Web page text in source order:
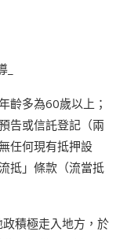
齡多為60歲以上；
告或信託登記（兩
任何現有抵押設
抵」條款（流當抵
積極走入地方，於